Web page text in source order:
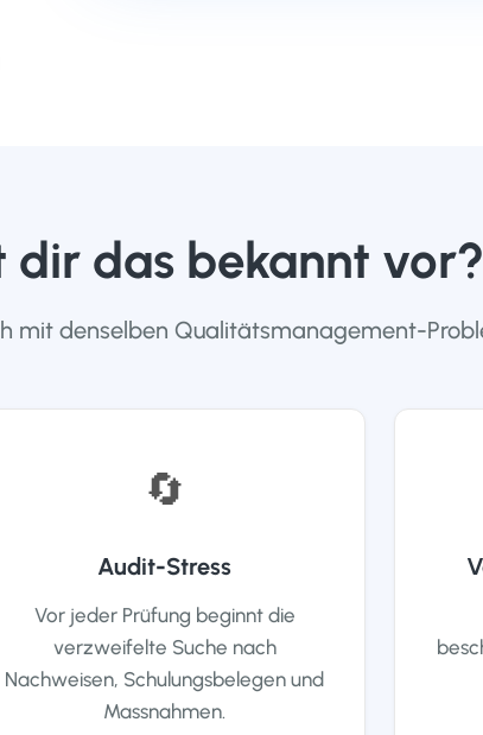
dir das bekannt vor?
mit denselben Qualitätsmanagement-
🔄
Audit-Stress
Vor jeder Prüfung beginnt die
verzweifelte Suche nach
Nachweisen, Schulungsbelegen und
Massnahmen.